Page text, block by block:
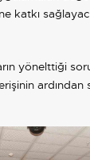
katkı
yönelttiği